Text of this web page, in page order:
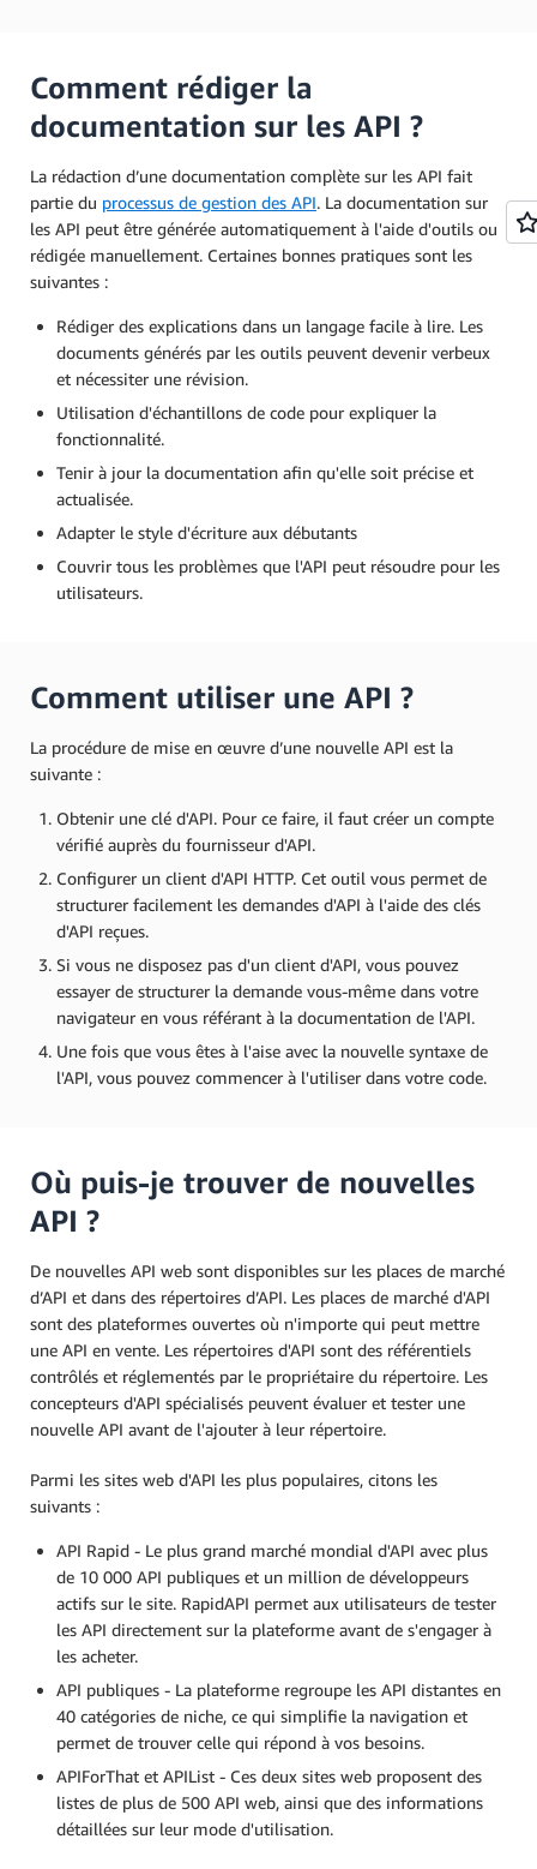
Comment rédiger la
documentation sur les API ?
La rédaction d’une documentation complète sur les API fait
partie du processus de gestion des API. La documentation sur
les API peut être générée automatiquement à l'aide d'outils ou
rédigée manuellement. Certaines bonnes pratiques sont les
suivantes :
Rédiger des explications dans un langage facile à lire. Les
documents générés par les outils peuvent devenir verbeux
et nécessiter une révision.
Utilisation d'échantillons de code pour expliquer la
fonctionnalité.
Tenir à jour la documentation afin qu'elle soit précise et
actualisée.
Adapter le style d'écriture aux débutants
Couvrir tous les problèmes que l'API peut résoudre pour les
utilisateurs.
Comment utiliser une API ?
La procédure de mise en œuvre d’une nouvelle API est la
suivante :
Obtenir une clé d'API. Pour ce faire, il faut créer un compte
vérifié auprès du fournisseur d'API.
Configurer un client d'API HTTP. Cet outil vous permet de
structurer facilement les demandes d'API à l'aide des clés
d'API reçues.
Si vous ne disposez pas d'un client d'API, vous pouvez
essayer de structurer la demande vous-même dans votre
navigateur en vous référant à la documentation de l'API.
Une fois que vous êtes à l'aise avec la nouvelle syntaxe de
l'API, vous pouvez commencer à l'utiliser dans votre code.
Où puis-je trouver de nouvelles
API ?
De nouvelles API web sont disponibles sur les places de marché
d’API et dans des répertoires d’API. Les places de marché d'API
sont des plateformes ouvertes où n'importe qui peut mettre
une API en vente. Les répertoires d'API sont des référentiels
contrôlés et réglementés par le propriétaire du répertoire. Les
concepteurs d'API spécialisés peuvent évaluer et tester une
nouvelle API avant de l'ajouter à leur répertoire.
Parmi les sites web d'API les plus populaires, citons les
suivants :
API Rapid - Le plus grand marché mondial d'API avec plus
de 10 000 API publiques et un million de développeurs
actifs sur le site. RapidAPI permet aux utilisateurs de tester
les API directement sur la plateforme avant de s'engager à
les acheter.
API publiques - La plateforme regroupe les API distantes en
40 catégories de niche, ce qui simplifie la navigation et
permet de trouver celle qui répond à vos besoins.
APIForThat et APIList - Ces deux sites web proposent des
listes de plus de 500 API web, ainsi que des informations
détaillées sur leur mode d'utilisation.